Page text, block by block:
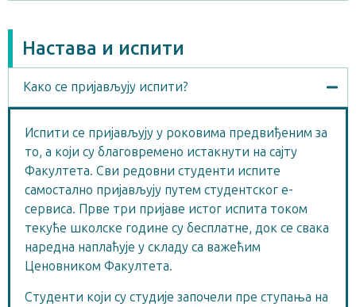
Настава и испити
Како се пријављују испити?
Испити се пријављују у роковима предвиђеним за
то, а који су благовремено истакнути на сајту
Факултета. Сви редовни студенти испите
самостално пријављују путем студентског е-
сервиса. Прве три пријаве истог испита током
текуће школске године су бесплатне, док се свака
наредна наплаћује у складу са важећим
Ценовником Факултета.
Студенти који су студије започели пре ступања на